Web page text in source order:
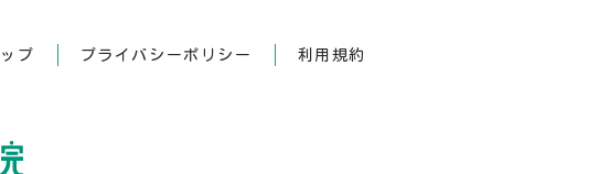
プ プライバシーポリシー 利用規約